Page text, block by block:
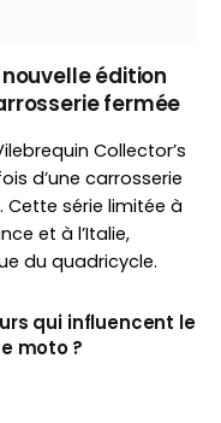
édition
fermée
Collector’s
d’une carrosserie
série limitée à
et à l’Italie,
du quadricycle.
qui influencent le
moto ?